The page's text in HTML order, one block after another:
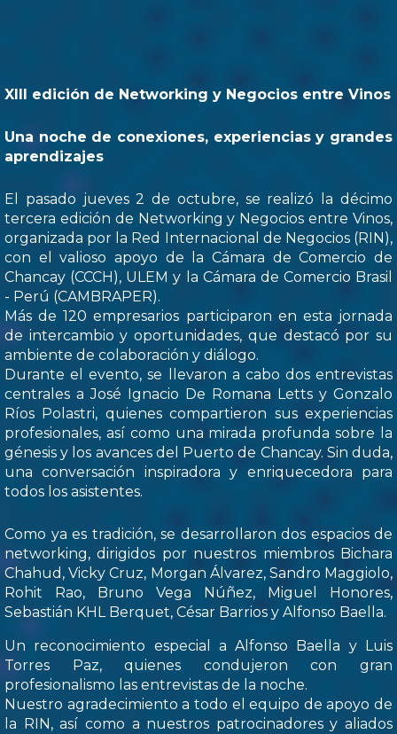
XIII edición de Networking y Negocios entre Vinos
Una noche de conexiones, experiencias y grandes
aprendizajes
El pasado jueves 2 de octubre, se realizó la décimo
tercera edición de Networking y Negocios entre Vinos,
organizada por la Red Internacional de Negocios (RIN),
con el valioso apoyo de la Cámara de Comercio de
Chancay (CCCH), ULEM y la Cámara de Comercio Brasil
- Perú (CAMBRAPER).
Más de 120 empresarios participaron en esta jornada
de intercambio y oportunidades, que destacó por su
ambiente de colaboración y diálogo.
Durante el evento, se llevaron a cabo dos entrevistas
centrales a José Ignacio De Romana Letts y Gonzalo
Ríos Polastri, quienes compartieron sus experiencias
profesionales, así como una mirada profunda sobre la
génesis y los avances del Puerto de Chancay. Sin duda,
una conversación inspiradora y enriquecedora para
todos los asistentes.
Como ya es tradición, se desarrollaron dos espacios de
networking, dirigidos por nuestros miembros Bichara
Chahud, Vicky Cruz, Morgan Álvarez, Sandro Maggiolo,
Rohit Rao, Bruno Vega Núñez, Miguel Honores,
Sebastián KHL Berquet, César Barrios y Alfonso Baella.
Un reconocimiento especial a Alfonso Baella y Luis
Torres Paz, quienes condujeron con gran
profesionalismo las entrevistas de la noche.
Nuestro agradecimiento a todo el equipo de apoyo de
la RIN, así como a nuestros patrocinadores y aliados